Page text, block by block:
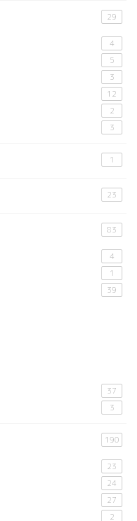
29
4
5
3
12
2
3
1
23
83
4
1
39
37
3
190
23
24
27
2